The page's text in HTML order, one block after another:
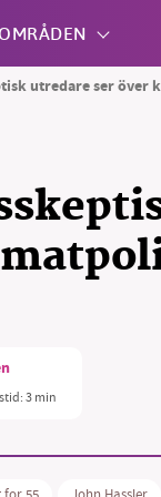
OMRÅDEN
utredare ser över
3 min